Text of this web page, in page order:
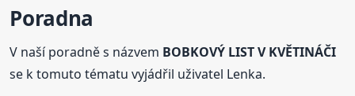
Poradna
V naší poradně s názvem BOBKOVÝ LIST V KVĚTINÁČI
se k tomuto tématu vyjádřil uživatel Lenka.